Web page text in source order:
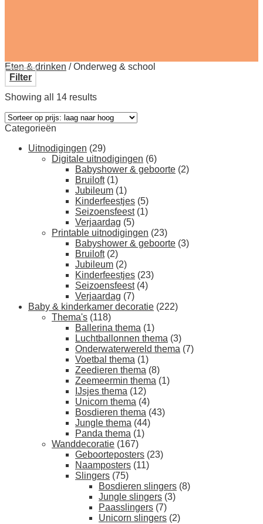
Eten & drinken /Onderweg & school
Filter
Showing all 14 results
Categorieën
Uitnodigingen (29)
Digitale uitnodigingen (6)
Babyshower & geboorte (2)
Bruiloft (1)
Jubileum (1)
Kinderfeestjes (5)
Seizoensfeest (1)
Verjaardag (5)
Printable uitnodigingen (23)
Babyshower & geboorte (3)
Bruiloft (2)
Jubileum (2)
Kinderfeestjes (23)
Seizoensfeest (4)
Verjaardag (7)
Baby & kinderkamer decoratie (222)
Thema's (118)
Ballerina thema (1)
Luchtballonnen thema (3)
Onderwaterwereld thema (7)
Voetbal thema (1)
Zeedieren thema (8)
Zeemeermin thema (1)
IJsjes thema (12)
Unicorn thema (4)
Bosdieren thema (43)
Jungle thema (44)
Panda thema (1)
Wanddecoratie (167)
Geboorteposters (23)
Naamposters (11)
Slingers (75)
Bosdieren slingers (8)
Jungle slingers (3)
Paasslingers (7)
Unicorn slingers (2)